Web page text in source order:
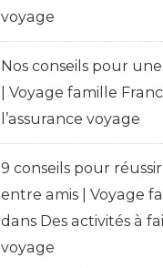
voyage
Nos conseils pour
| Voyage famille
l’assurance voyage
9 conseils pour
entre amis | Voyage
dans Des activités à
voyage